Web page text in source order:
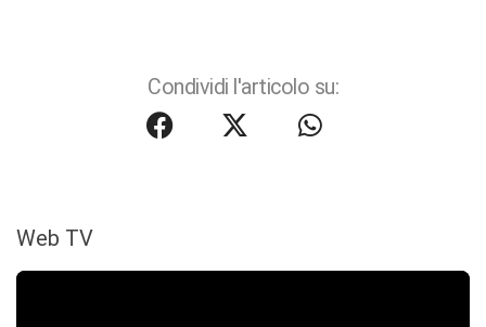
Condividi l'articolo su:
Web TV